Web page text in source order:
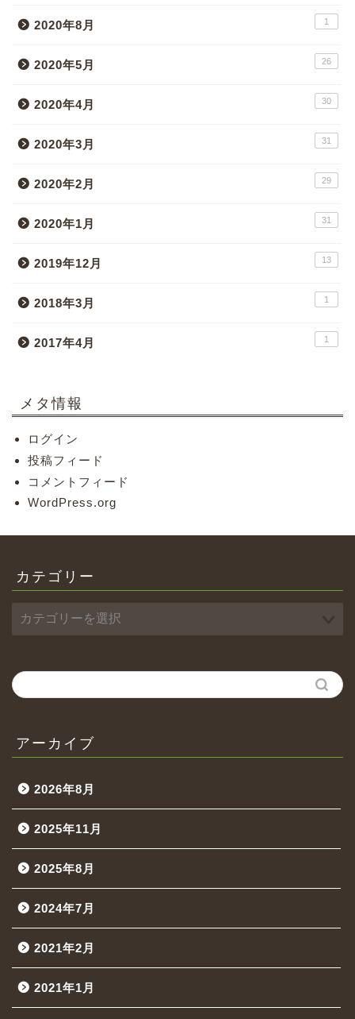
2020年8月 1
2020年5月 26
2020年4月 30
2020年3月 31
2020年2月 29
2020年1月 31
2019年12月 13
2018年3月 1
2017年4月 1
メタ情報
ログイン
投稿フィード
コメントフィード
WordPress.org
カテゴリー
アーカイブ
2026年8月
2025年11月
2025年8月
2024年7月
2021年2月
2021年1月